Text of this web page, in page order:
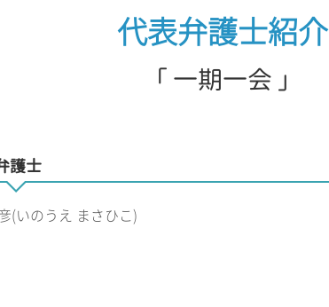
代表弁護士紹介
「 一期一会 」
護士
(いのうえ まさひこ)